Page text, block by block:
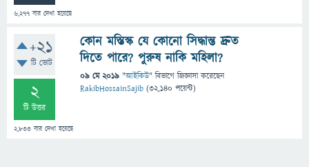
6,277 বার দেখা হয়েছে
+21
টি ভোট
2
টি উত্তর
2,833 বার দেখা হয়েছে
কোন মস্তিস্ক যে কোনো সিদ্ধান্ত দ্রুত
দিতে পারে? পুরুষ নাকি মহিলা?
09 মে 2019 "আইকিউ" বিভাগে জিজ্ঞাসাকরেছেন
RakibHossainSajib (32,140 পয়েন্ট)